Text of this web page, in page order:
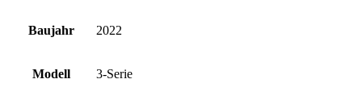
Baujahr 2022
Modell 3-Serie